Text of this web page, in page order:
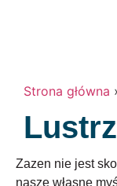
Strona główna
Zazen nie jest
nasze własne